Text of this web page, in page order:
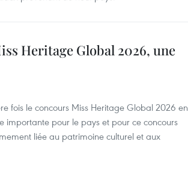
Heritage Global 2026, une
fois le concours Miss Heritage Global 2026 en
pour le pays et pour ce concours
liée au patrimoine culturel et aux